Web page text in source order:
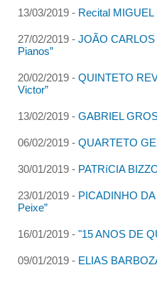
13/03/2019 - Recital
27/02/2019 - JOÃO CARLOS
Pianos”
20/02/2019 - QUINTETO
Victor”
13/02/2019 - GABRIEL
06/02/2019 - QUARTETO
30/01/2019 - PATRíCIA
23/01/2019 - PICADINHO
Peixe”
16/01/2019 - "15 ANOS DE
09/01/2019 - ELIAS